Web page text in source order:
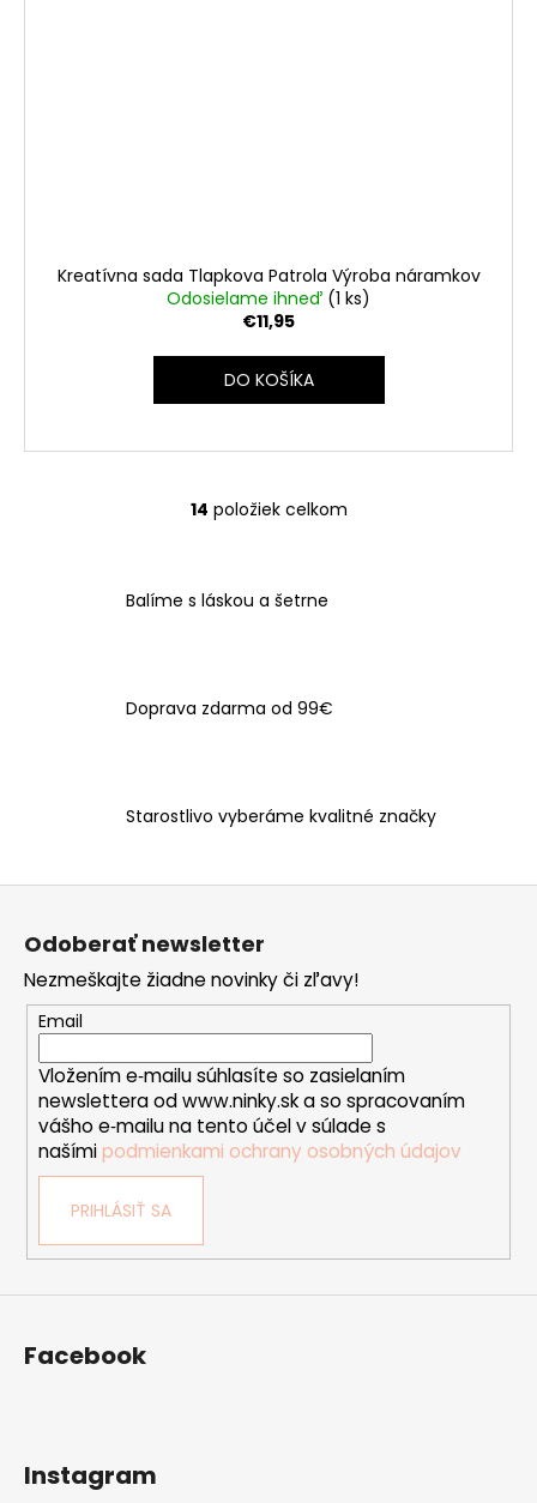
Kreatívna sada Tlapkova Patrola Výroba náramkov
Odosielame ihneď (1 ks)
€11,95
DO KOŠÍKA
O
á
i
v
v
i
s
14 položiek celkom
Balíme s láskou a šetrne
Doprava zdarma od 99€
Starostlivo vyberáme kvalitné značky
Z
Odoberať newsletter
Nezmeškajte žiadne novinky či zľavy!
Email
Vložením e‑mailu súhlasíte so zasielaním
newslettera od www.ninky.sk a so spracovaním
vášho e‑mailu na tento účel v súlade s
našími podmienkami ochrany osobných údajov
PRIHLÁSIŤ SA
Facebook
Instagram